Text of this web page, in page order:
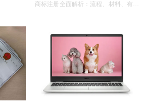
商标注册全面解析：流程、材料、有效